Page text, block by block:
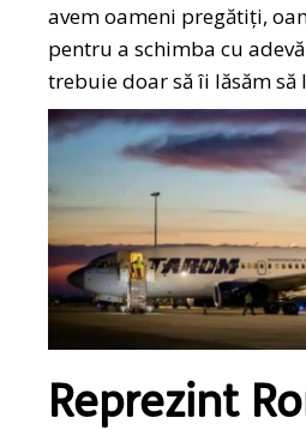
avem oameni pregătiți,
pentru a schimba cu
trebuie doar să îi lăsăm să
Reprezint